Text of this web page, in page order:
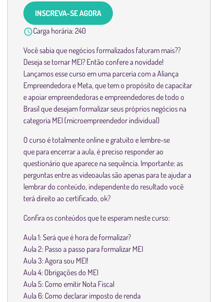
INSCREVA-SE AGORA
Carga horária:240
Você sabia que negócios formalizados faturam mais??
Deseja se tornar MEI? Então confere a novidade!
Lançamos esse curso em uma parceria com a Aliança
Empreendedora e Meta, que tem o propósito de capacitar
e apoiar empreendedoras e empreendedores de todo o
Brasil que desejam formalizar seus próprios negócios na
categoria MEI (microempreendedor individual)
O curso é totalmente online e gratuito e lembre-se
que para encerrar a aula, é preciso responder ao
questionário que aparece na sequência. Importante: as
perguntas entre as videoaulas são apenas para te ajudar a
lembrar do conteúdo, independente do resultado você
terá direito ao certificado, ok?
Confira os conteúdos que te esperam neste curso:
Aula 1: Será que é hora de formalizar?
Aula 2: Passo a passo para formalizar MEI
Aula 3: Agora sou MEI!
Aula 4: Obrigações do MEI
Aula 5: Como emitir Nota Fiscal
Aula 6: Como declarar imposto de renda